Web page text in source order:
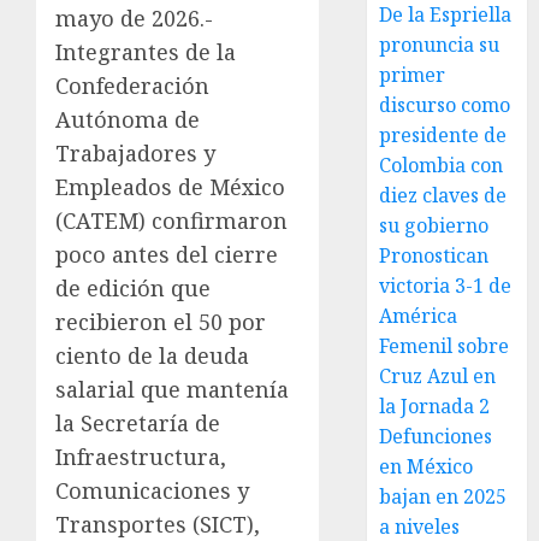
mayo de 2026.-
Integrantes de la
Confederación
Autónoma de
Trabajadores y
Empleados de México
(CATEM) confirmaron
poco antes del cierre
de edición que
recibieron el 50 por
ciento de la deuda
salarial que mantenía
la Secretaría de
Infraestructura,
Comunicaciones y
Transportes (SICT),
De la Espriella
pronuncia su
primer
discurso como
presidente de
Colombia con
diez claves de
su gobierno
Pronostican
victoria 3-1 de
América
Femenil sobre
Cruz Azul en
la Jornada 2
Defunciones
en México
bajan en 2025
a niveles